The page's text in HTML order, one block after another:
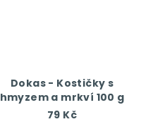
Dokas - Kostičky s
hmyzem a mrkví 100 g
79 Kč